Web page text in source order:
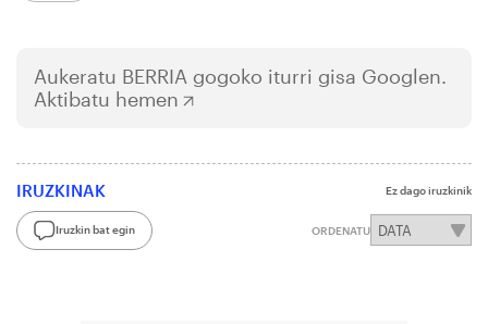
Aukeratu BERRIA gogoko iturri gisa Googlen.
Aktibatu hemen
IRUZKINAK Ez dago iruzkinik
Iruzkin bat egin ORDENATU